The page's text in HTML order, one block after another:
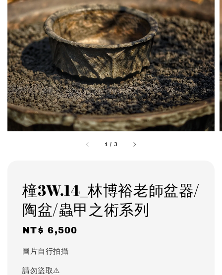
1 / 3
橦3W.14_林博裕老師盆器/
陶盆/蟲甲之術系列
Regular
NT$ 6,500
圖片自行拍攝
請勿盜取⚠️